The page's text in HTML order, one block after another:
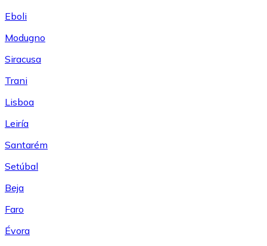
Eboli
Modugno
Siracusa
Trani
Lisboa
Leiría
Santarém
Setúbal
Beja
Faro
Évora